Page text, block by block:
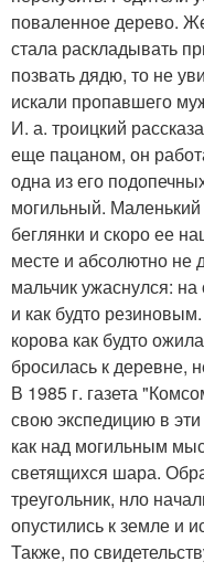
поваленное дерево.
стала раскладывать
позвать дядю, то не
искали пропавшего
И. а. троицкий
еще пацаном, он
одна из его
могильный. Маленький
беглянки и скоро ее
месте и абсолютно не
мальчик ужаснулся:
и как будто
корова как будто
бросилась к деревне,
В 1985 г. газета
свою экспедицию в
как над могильным
светящихся шара.
треугольник, нло
опустились к земле и
Также, по